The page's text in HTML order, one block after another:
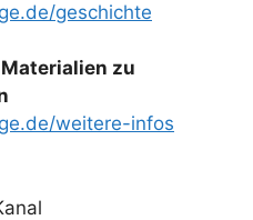
geschichte
zu
weitere-infos